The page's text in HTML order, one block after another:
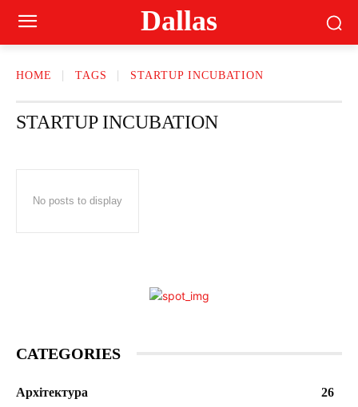
Dallas
HOME TAGS STARTUP INCUBATION
STARTUP INCUBATION
No posts to display
CATEGORIES
Архітектура
26